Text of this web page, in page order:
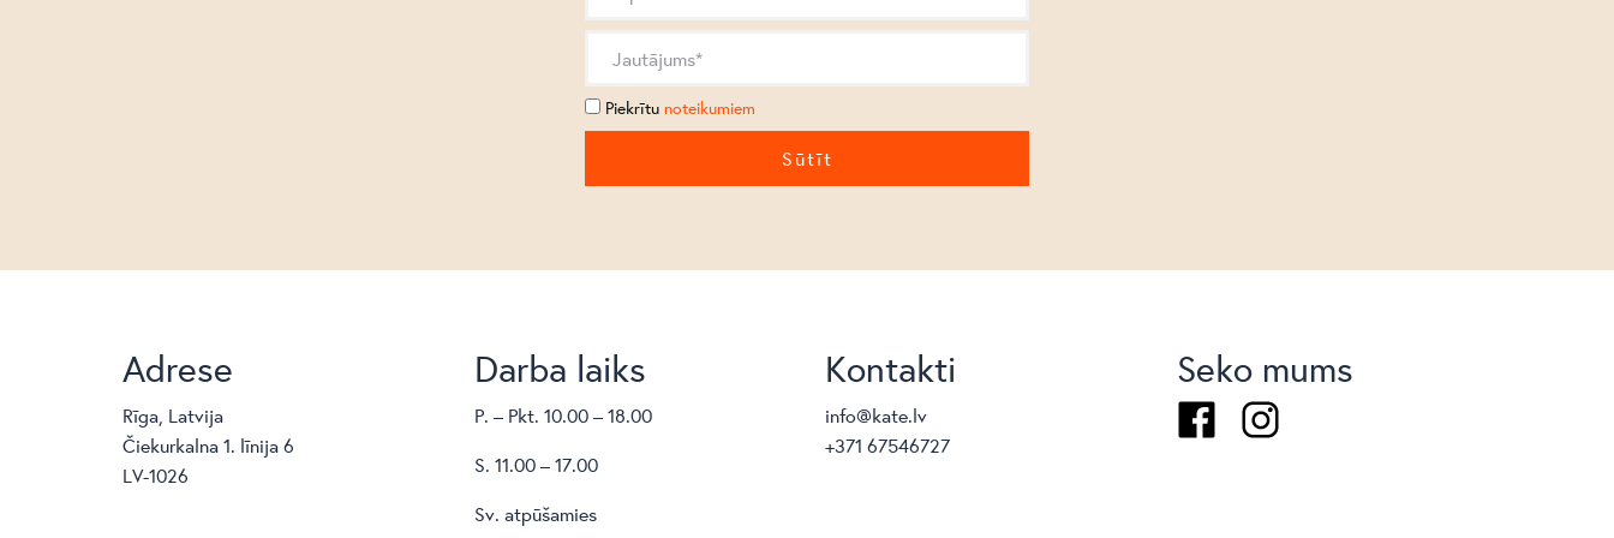
Piekrītu noteikumiem
Adrese
Rīga, Latvija
Čiekurkalna 1. līnija 6
LV-1026
Darba laiks
P. – Pkt. 10.00 – 18.00
S. 11.00 – 17.00
Sv. atpūšamies
Kontakti
info@kate.lv
+371 67546727
Seko mums
FacebookInstagram